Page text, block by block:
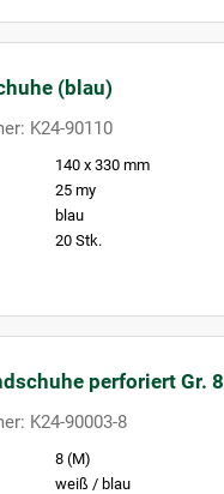
(blau)
K24-90110
140 x 330 mm
25 my
blau
20 Stk.
perforiert Gr. 8
K24-90003-8
8 (M)
weiß / blau